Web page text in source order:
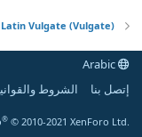
Latin Vulgate (Vulgate)
إتصل بنا
الشروط
® © 2010-2021 XenForo Ltd.